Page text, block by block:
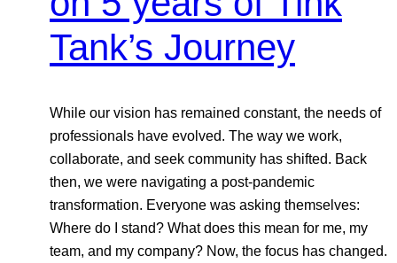
Tank’s Journey
While our vision has remained constant, the needs of
professionals have evolved. The way we work,
collaborate, and seek community has shifted. Back
then, we were navigating a post-pandemic
transformation. Everyone was asking themselves:
Where do I stand? What does this mean for me, my
team, and my company? Now, the focus has changed.